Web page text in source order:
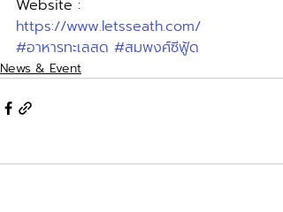
Website :
https://www.letsseath.com/
#อาหารทะเลสด #สมพงศ์ซีฟู้ด
News & Event